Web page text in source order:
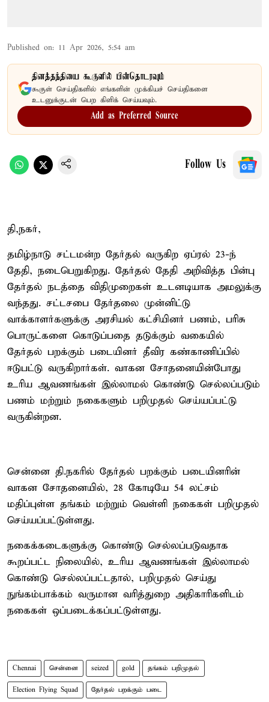
Published on: 11 Apr 2026, 5:54 am
தினத்தந்தியை கூகுளில் பின்தொடரவும்
கூகுள் செய்திகளில் எங்களின் முக்கியச் செய்திகளை
உடனுக்குடன் பெற கிளிக் செய்யவும்.
Add as Preferred Source
Follow Us
தி,நகர்,
தமிழ்நாடு சட்டமன்ற தேர்தல் வருகிற ஏப்ரல் 23-ந்
தேதி, நடைபெறுகிறது. தேர்தல் தேதி அறிவித்த பின்பு
தேர்தல் நடத்தை விதிமுறைகள் உடனடியாக அமலுக்கு
வந்தது. சட்டசபை தேர்தலை முன்னிட்டு
வாக்காளர்களுக்கு அரசியல் கட்சியினர் பணம், பரிசு
பொருட்களை கொடுப்பதை தடுக்கும் வகையில்
தேர்தல் பறக்கும் படையினர் தீவிர கண்காணிப்பில்
ஈடுபட்டு வருகிறார்கள். வாகன சோதனையின்போது
உரிய ஆவணங்கள் இல்லாமல் கொண்டு செல்லப்படும்
பணம் மற்றும் நகைகளும் பறிமுதல் செய்யப்பட்டு
வருகின்றன.
சென்னை தி.நகரில் தேர்தல் பறக்கும் படையினரின்
வாகன சோதனையில், 28 கோடியே 54 லட்சம்
மதிப்புள்ள தங்கம் மற்றும் வெள்ளி நகைகள் பறிமுதல்
செய்யப்பட்டுள்ளது.
நகைக்கடைகளுக்கு கொண்டு செல்லப்படுவதாக
கூறப்பட்ட நிலையில், உரிய ஆவணங்கள் இல்லாமல்
கொண்டு செல்லப்பட்டதால், பறிமுதல் செய்து
நுங்கம்பாக்கம் வருமான வரித்துறை அதிகாரிகளிடம்
நகைகள் ஒப்படைக்கப்பட்டுள்ளது.
Chennai சென்னை seized gold தங்கம் பறிமுதல்
Election Flying Squad தேர்தல் பறக்கும் படை